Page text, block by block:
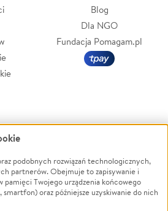
Blog
Dla NGO
Fundacja Pomagam.pl
Powódź
Wichura
NGO
podobnych rozwiązań technologicznych,
partnerów. Obejmuje to zapisywanie i
Twojego urządzenia końcowego
oraz późniejsze uzyskiwanie do nich